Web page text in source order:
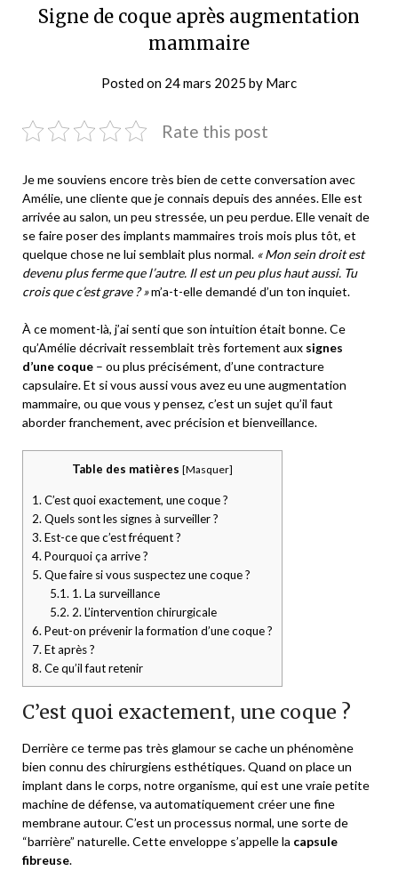
Signe de coque après augmentation
mammaire
Posted on 24 mars 2025 by Marc
Rate this post
Je me souviens encore très bien de cette conversation avec
Amélie, une cliente que je connais depuis des années. Elle est
arrivée au salon, un peu stressée, un peu perdue. Elle venait de
se faire poser des implants mammaires trois mois plus tôt, et
quelque chose ne lui semblait plus normal. « Mon sein droit est
devenu plus ferme que l’autre. Il est un peu plus haut aussi. Tu
crois que c’est grave ? »m’a-t-elle demandé d’un ton inquiet.
À ce moment-là, j’ai senti que son intuition était bonne. Ce
qu’Amélie décrivait ressemblait très fortement aux signes
d’une coque – ou plus précisément, d’une contracture
capsulaire. Et si vous aussi vous avez eu une augmentation
mammaire, ou que vous y pensez, c’est un sujet qu’il faut
aborder franchement, avec précision et bienveillance.
Table des matières [Masquer]
1. C’est quoi exactement, une coque ?
2. Quels sont les signes à surveiller ?
3. Est-ce que c’est fréquent ?
4. Pourquoi ça arrive ?
5. Que faire si vous suspectez une coque ?
5.1. 1. La surveillance
5.2. 2. L’intervention chirurgicale
6. Peut-on prévenir la formation d’une coque ?
7. Et après ?
8. Ce qu’il faut retenir
C’est quoi exactement, une coque ?
Derrière ce terme pas très glamour se cache un phénomène
bien connu des chirurgiens esthétiques. Quand on place un
implant dans le corps, notre organisme, qui est une vraie petite
machine de défense, va automatiquement créer une fine
membrane autour. C’est un processus normal, une sorte de
“barrière” naturelle. Cette enveloppe s’appelle la capsule
fibreuse.